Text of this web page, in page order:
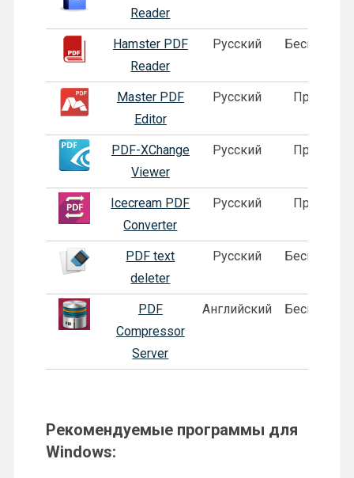
Reader
Hamster PDF
Reader
Русский Бесплатная
Master PDF
Editor
Русский Пробная
PDF-XChange
Viewer
Русский Пробная
Icecream PDF
Converter
Русский Пробная
PDF text
deleter
Русский Бесплатная
PDF
Compressor
Server
Английский Бесплатная
Рекомендуемые программы для
Windows: